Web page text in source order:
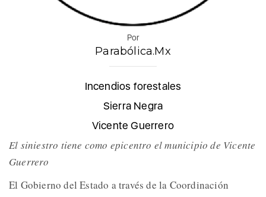
Por
Parabólica.Mx
Incendios forestales
Sierra Negra
Vicente Guerrero
El siniestro tiene como epicentro el municipio de Vicente
Guerrero
El Gobierno del Estado a través de la Coordinación